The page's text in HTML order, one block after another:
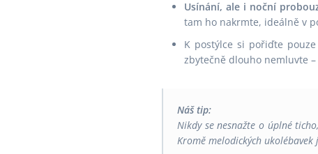
Usínání, ale i noční
tam ho nakrmte, ideálně v
K postýlce si pořiďte pouze
zbytečně dlouho nemluvte
Náš tip:
Nikdy se nesnažte o úplné
Kromě melodických